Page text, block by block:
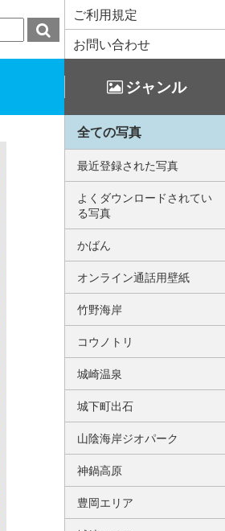
ご利用規定
お問い合わせ
ジャンル
全ての写真
最近登録された写真
よくダウンロードされてい
る写真
かばん
オンライン通話用壁紙
竹野海岸
コウノトリ
城崎温泉
城下町出石
山陰海岸ジオパーク
神鍋高原
豊岡エリア